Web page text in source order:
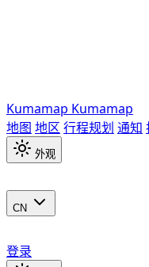
Kumamap Kumamap
地图 地区 行程规划 通知
外观
CN
登录